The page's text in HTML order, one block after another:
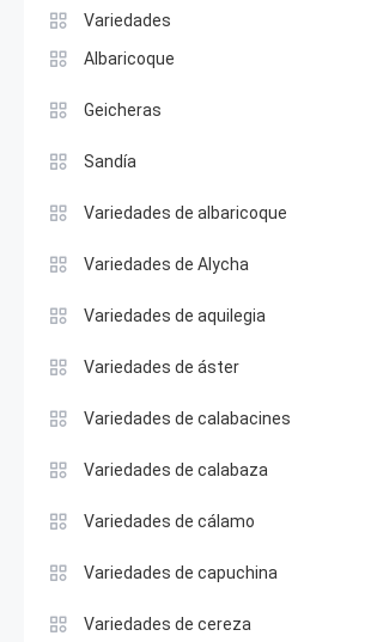
Variedades
Albaricoque
Geicheras
Sandía
Variedades de albaricoque
Variedades de Alycha
Variedades de aquilegia
Variedades de áster
Variedades de calabacines
Variedades de calabaza
Variedades de cálamo
Variedades de capuchina
Variedades de cereza